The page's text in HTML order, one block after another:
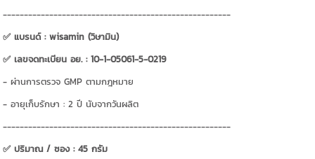
------------------------------------------------------
✅ แบรนด์ : wisamin (วิษามิน)
✅ เลขจดทะเบียน อย. : 10-1-05061-5-0219
- ผ่านการตรวจ GMP ตามกฎหมาย
- อายุเก็บรักษา : 2 ปี นับจากวันผลิต
------------------------------------------------------
✅ ปริมาณ / ซอง : 45 กรัม